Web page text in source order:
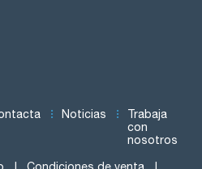
Noticias
Trabaja
con
nosotros
Condiciones de venta